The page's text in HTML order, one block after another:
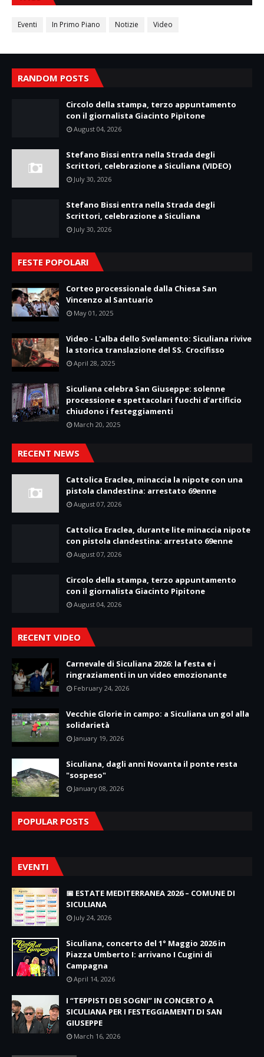
Eventi In Primo Piano Notizie Video
RANDOM POSTS
Circolo della stampa, terzo appuntamento
con il giornalista Giacinto Pipitone
August 04, 2026
Stefano Bissi entra nella Strada degli
Scrittori, celebrazione a Siculiana (VIDEO)
July 30, 2026
Stefano Bissi entra nella Strada degli
Scrittori, celebrazione a Siculiana
July 30, 2026
FESTE POPOLARI
Corteo processionale dalla Chiesa San
Vincenzo al Santuario
May 01, 2025
Video - L'alba dello Svelamento: Siculiana rivive
la storica translazione del SS. Crocifisso
April 28, 2025
Siculiana celebra San Giuseppe: solenne
processione e spettacolari fuochi d’artificio
chiudono i festeggiamenti
March 20, 2025
RECENT NEWS
Cattolica Eraclea, minaccia la nipote con una
pistola clandestina: arrestato 69enne
August 07, 2026
Cattolica Eraclea, durante lite minaccia nipote
con pistola clandestina: arrestato 69enne
August 07, 2026
Circolo della stampa, terzo appuntamento
con il giornalista Giacinto Pipitone
August 04, 2026
RECENT VIDEO
Carnevale di Siculiana 2026: la festa e i
ringraziamenti in un video emozionante
February 24, 2026
Vecchie Glorie in campo: a Siculiana un gol alla
solidarietà
January 19, 2026
Siculiana, dagli anni Novanta il ponte resta
"sospeso"
January 08, 2026
POPULAR POSTS
EVENTI
📅 ESTATE MEDITERRANEA 2026 – COMUNE DI
SICULIANA
July 24, 2026
Siculiana, concerto del 1° Maggio 2026 in
Piazza Umberto I: arrivano I Cugini di
Campagna
April 14, 2026
I “TEPPISTI DEI SOGNI” IN CONCERTO A
SICULIANA PER I FESTEGGIAMENTI DI SAN
GIUSEPPE
March 16, 2026